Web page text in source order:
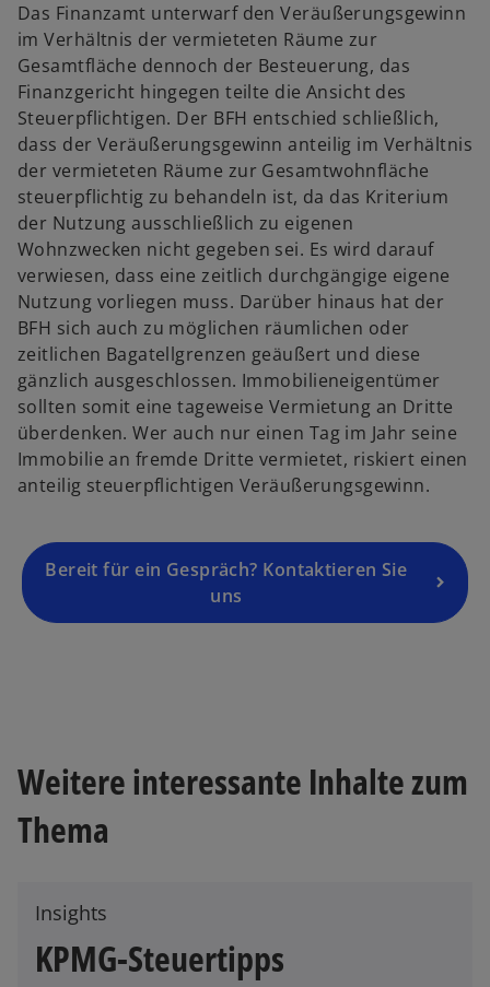
Das Finanzamt unterwarf den Veräußerungsgewinn
im Verhältnis der vermieteten Räume zur
Gesamtfläche dennoch der Besteuerung, das
Finanzgericht hingegen teilte die Ansicht des
Steuerpflichtigen. Der BFH entschied schließlich,
dass der Veräußerungsgewinn anteilig im Verhältnis
der vermieteten Räume zur Gesamtwohnfläche
steuerpflichtig zu behandeln ist, da das Kriterium
der Nutzung ausschließlich zu eigenen
Wohnzwecken nicht gegeben sei. Es wird darauf
verwiesen, dass eine zeitlich durchgängige eigene
Nutzung vorliegen muss. Darüber hinaus hat der
BFH sich auch zu möglichen räumlichen oder
zeitlichen Bagatellgrenzen geäußert und diese
gänzlich ausgeschlossen. Immobilieneigentümer
sollten somit eine tageweise Vermietung an Dritte
überdenken. Wer auch nur einen Tag im Jahr seine
Immobilie an fremde Dritte vermietet, riskiert einen
anteilig steuerpflichtigen Veräußerungsgewinn.
Bereit für ein Gespräch? Kontaktieren Sie
uns
ir
e
u
e
e
t
t
Weitere interessante Inhalte zum
Thema
Insights
KPMG-Steuertipps